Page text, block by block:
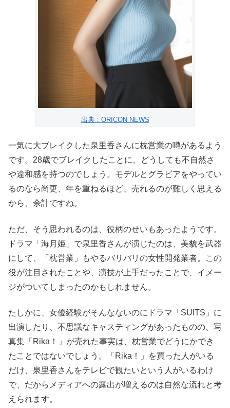
出典：ORICON NEWS
一気に大ブレイクした泉里香さんに枕営業の噂があるよう
です。28歳でブレイクしたことに、どうしても不自然さ
や違和感を持つのでしょう。モデルとグラビアをやってい
るのなら尚更、年を重ねるほど、売れるのが難しく思える
から、余計ですね。
ただ、そう思われるのは、役柄のせいもあったようです。
ドラマ「海月姫」で泉里香さんが演じたのは、美貌を武器
にして、「枕営業」もやるバリバリの女性開発業者。この
役が注目されたことや、演技が上手だったことで、イメー
ジがついてしまったのかもしれません。
たしかに、女優経験がそんなないのにドラマ「SUITS」に
出演したり、不思議なキャスティングがあったものの、写
真集「Rika！」が売れた事実は、枕営業でどうにかでき
たことではないでしょう。「Rika！」を買った人がいる
だけ、泉里香さんをテレビで観たいという人がいるわけ
で、だからメディアへの露出が増えるのは自然な流れと考
えられます。